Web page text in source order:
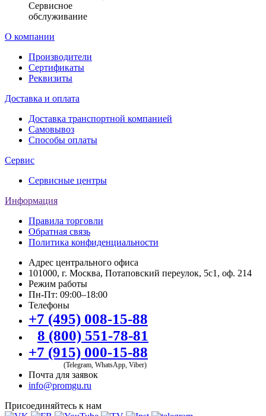
Сервисное
обслуживание
О компании
Производители
Сертификаты
Реквизиты
Доставка и оплата
Доставка транспортной компанией
Самовывоз
Способы оплаты
Сервис
Сервисные центры
Информация
Правила торговли
Обратная связь
Политика конфиденциальности
Адрес центрального офиса
101000, г. Москва, Потаповский переулок, 5с1, оф. 214
Режим работы
Пн-Пт: 09:00–18:00
Телефоны
+7 (495) 008-15-88
8 (800) 551-78-81
+7 (915) 000-15-88
(Telegram, WhatsApp, Viber)
Почта для заявок
info@promgu.ru
Присоединяйтесь к нам